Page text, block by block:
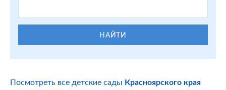
НАЙТИ
Посмотреть все детские сады Красноярского края